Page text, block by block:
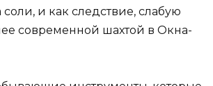
и как следствие, слабую
современной шахтой в Окна-